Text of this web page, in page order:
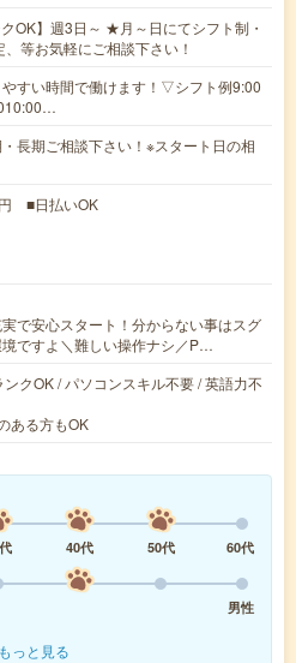
クOK】週3日～ ★月～日にてシフト制・
等お気軽にご相談下さい！
すい時間で働けます！▽シフト例9:00
・長期ご相談下さい！※スタート日の相
■日払いOK
で安心スタート！分からない事はスグ
ですよ＼難しい操作ナシ／P…
クOK / パソコンスキル不要 / 英語力不
ある方もOK
40代 50代
60代
男性
もっと見る